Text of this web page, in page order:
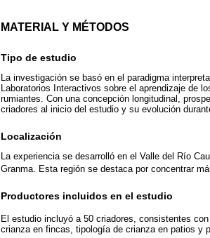
MATERIAL Y MÉTODOS
Tipo de estudio
La investigación se basó en el paradigma
Laboratorios Interactivos sobre el aprendizaje de
rumiantes. Con una concepción longitudinal,
criadores al inicio del estudio y su evolución
Localización
La experiencia se desarrolló en el Valle del Río
Granma. Esta región se destaca por concentrar
Productores incluidos en el estudio
El estudio incluyó a 50 criadores, consistentes
crianza en fincas, tipología de crianza en patios y